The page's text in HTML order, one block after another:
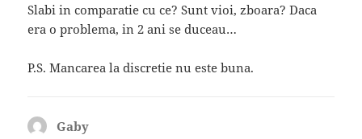
Slabi in comparatie cu ce? Sunt vioi, zboara? Daca
era o problema, in 2 ani se duceau…
P.S. Mancarea la discretie nu este buna.
Gaby